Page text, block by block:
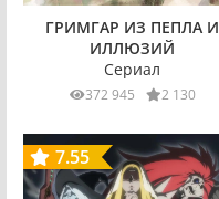
ГРИМГАР ИЗ ПЕПЛА И
ИЛЛЮЗИЙ
Сериал
372 945 2 130
7.55